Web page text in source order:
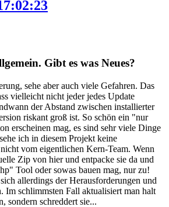
Gibt es was Neues?
sehe aber auch viele Gefahren. Das
vielleicht nicht jeder jedes Update
der Abstand zwischen installierter
riskant groß ist. So schön ein "nur
erscheinen mag, es sind sehr viele Dinge
ich in diesem Projekt keine
vom eigentlichen Kern-Team. Wenn
Zip von hier und entpacke sie da und
Tool oder sowas bauen mag, nur zu!
allerdings der Herausforderungen und
Im schlimmsten Fall aktualisiert man halt
sondern schreddert sie...